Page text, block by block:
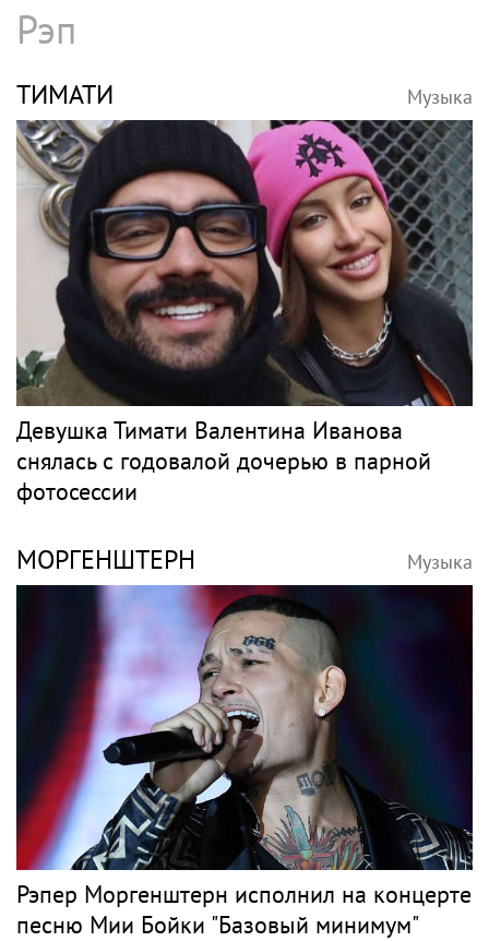
Рэп
ТИМАТИ Музыка
Девушка Тимати Валентина Иванова
снялась с годовалой дочерью в парной
фотосессии
МОРГЕНШТЕРН Музыка
Рэпер Моргенштерн исполнил на концерте
песню Мии Бойки "Базовый минимум"